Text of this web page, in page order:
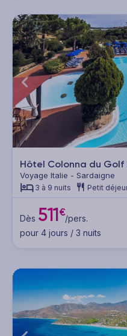
Hôtel Colonna du Golf
Voyage Italie - Sardaigne
3 à 9 nuits Petit
Dès 511€/pers.
pour 4 jours / 3 nuits